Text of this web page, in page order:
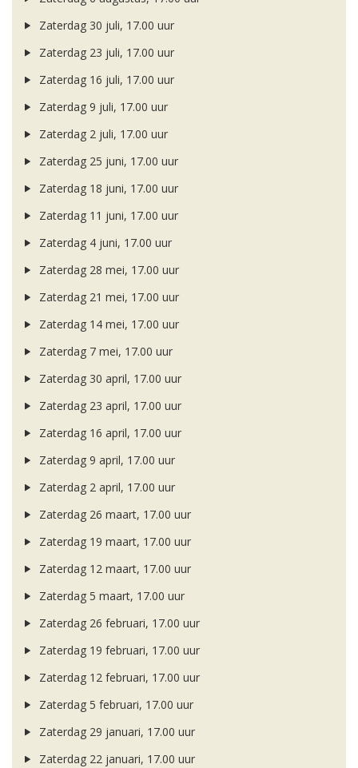
Zaterdag 30 juli, 17.00 uur
Zaterdag 23 juli, 17.00 uur
Zaterdag 16 juli, 17.00 uur
Zaterdag 9 juli, 17.00 uur
Zaterdag 2 juli, 17.00 uur
Zaterdag 25 juni, 17.00 uur
Zaterdag 18 juni, 17.00 uur
Zaterdag 11 juni, 17.00 uur
Zaterdag 4 juni, 17.00 uur
Zaterdag 28 mei, 17.00 uur
Zaterdag 21 mei, 17.00 uur
Zaterdag 14 mei, 17.00 uur
Zaterdag 7 mei, 17.00 uur
Zaterdag 30 april, 17.00 uur
Zaterdag 23 april, 17.00 uur
Zaterdag 16 april, 17.00 uur
Zaterdag 9 april, 17.00 uur
Zaterdag 2 april, 17.00 uur
Zaterdag 26 maart, 17.00 uur
Zaterdag 19 maart, 17.00 uur
Zaterdag 12 maart, 17.00 uur
Zaterdag 5 maart, 17.00 uur
Zaterdag 26 februari, 17.00 uur
Zaterdag 19 februari, 17.00 uur
Zaterdag 12 februari, 17.00 uur
Zaterdag 5 februari, 17.00 uur
Zaterdag 29 januari, 17.00 uur
Zaterdag 22 januari, 17.00 uur